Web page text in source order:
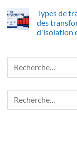
Types de
des
d'isolation